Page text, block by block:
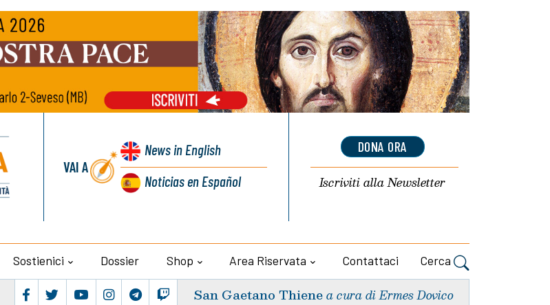
VAI A
Newsin English
Noticiasen Español
DONA ORA
Iscriviti allaNewsletter
Sostienici Dossier Shop Area Riservata Contattaci Cerca
San Gaetano Thiene a cura di Ermes Dovico